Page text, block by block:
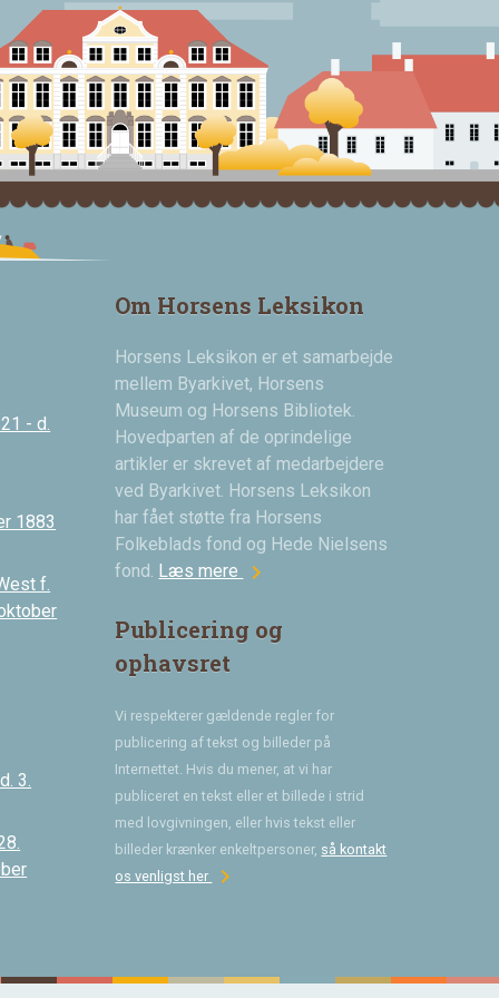
- d.
1883
f.
3.
Om Horsens Leksikon
Horsens Leksikon er et samarbejde
mellem Byarkivet, Horsens
Museum og Horsens Bibliotek.
Hovedparten af de oprindelige
artikler er skrevet af medarbejdere
ved Byarkivet. Horsens Leksikon
har fået støtte fra Horsens
Folkeblads fond og Hede Nielsens
fond. Læs mere chevron_right
Publicering og
ophavsret
Vi respekterer gældende regler for
publicering af tekst og billeder på
Internettet. Hvis du mener, at vi har
publiceret en tekst eller et billede i strid
med lovgivningen, eller hvis tekst eller
billeder krænker enkeltpersoner, så kontakt
os venligst her chevron_right